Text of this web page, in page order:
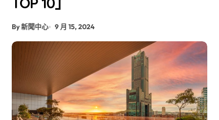
By 新聞中心 9 月 15, 2024